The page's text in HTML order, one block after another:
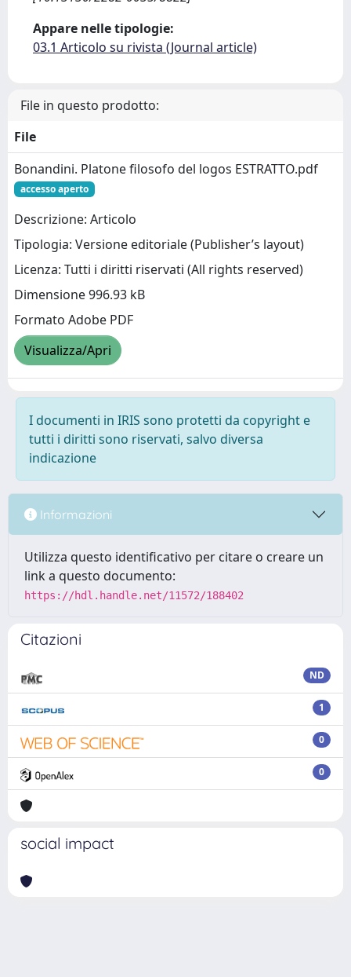
Appare nelle tipologie:
03.1 Articolo su rivista (Journal article)
File in questo prodotto:
File
Bonandini. Platone filosofo del logos ESTRATTO.pdf
accesso aperto
Descrizione: Articolo
Tipologia: Versione editoriale (Publisher’s layout)
Licenza: Tutti i diritti riservati (All rights reserved)
Dimensione 996.93 kB
Formato Adobe PDF
Visualizza/Apri
I documenti in IRIS sono protetti da copyright e
tutti i diritti sono riservati, salvo diversa
indicazione
Informazioni
Utilizza questo identificativo per citare o creare un
link a questo documento:
https://hdl.handle.net/11572/188402
Citazioni
ND
1
0
0
social impact